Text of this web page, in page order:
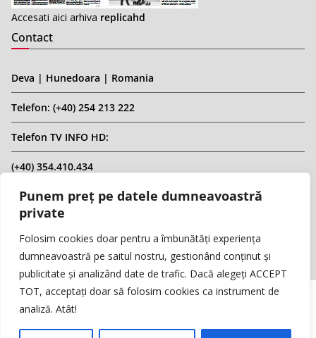
Punem preț pe datele dumneavoastră
private
Folosim cookies doar pentru a îmbunătăți experiența
dumneavoastră pe saitul nostru, gestionând conținut și
publicitate și analizând date de trafic. Dacă alegeți ACCEPT
TOT, acceptați doar să folosim cookies ca instrument de
analiză. Atât!
Accesati aici arhiva replicahd
Contact
Deva | Hunedoara | Romania
Telefon: (+40) 254 213 222
Telefon TV INFO HD:
(+40) 354.410.434
Email: infohd20@gmail.com
Website: www.replicahd.ro